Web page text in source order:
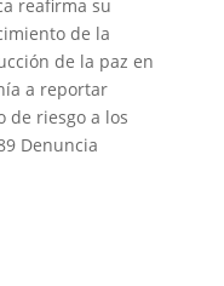
reafirma su
de la
de la paz en
a reportar
de riesgo a los
Denuncia